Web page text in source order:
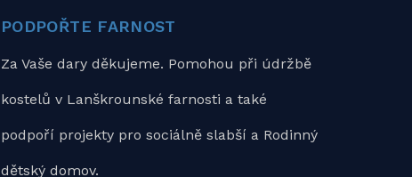
PODPOŘTE FARNOST
Za Vaše dary děkujeme. Pomohou při údržbě
kostelů v Lanškrounské farnosti a také
podpoří projekty pro sociálně slabší a Rodinný
dětský domov.